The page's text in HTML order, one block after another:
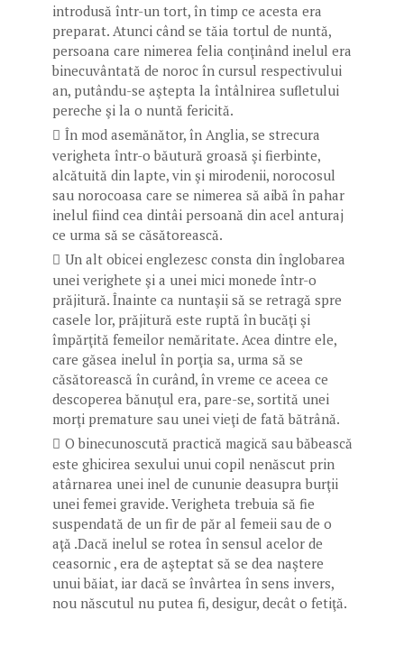
introdusă într-un tort, în timp ce acesta era
preparat. Atunci când se tăia tortul de nuntă,
persoana care nimerea felia conţinând inelul era
binecuvântată de noroc în cursul respectivului
an, putându-se aştepta la întâlnirea sufletului
pereche şi la o nuntă fericită.
În mod asemănător, în Anglia, se strecura
verigheta într-o băutură groasă şi fierbinte,
alcătuită din lapte, vin şi mirodenii, norocosul
sau norocoasa care se nimerea să aibă în pahar
inelul fiind cea dintâi persoană din acel anturaj
ce urma să se căsătorească.
Un alt obicei englezesc consta din înglobarea
unei verighete şi a unei mici monede într-o
prăjitură. Înainte ca nuntaşii să se retragă spre
casele lor, prăjitură este ruptă în bucăţi şi
împărţită femeilor nemăritate. Acea dintre ele,
care găsea inelul în porţia sa, urma să se
căsătorească în curând, în vreme ce aceea ce
descoperea bănuţul era, pare-se, sortită unei
morţi premature sau unei vieţi de fată bătrână.
O binecunoscută practică magică sau băbească
este ghicirea sexului unui copil nenăscut prin
atârnarea unei inel de cununie deasupra burţii
unei femei gravide. Verigheta trebuia să fie
suspendată de un fir de păr al femeii sau de o
aţă .Dacă inelul se rotea în sensul acelor de
ceasornic , era de aşteptat să se dea naştere
unui băiat, iar dacă se învârtea în sens invers,
nou născutul nu putea fi, desigur, decât o fetiţă.